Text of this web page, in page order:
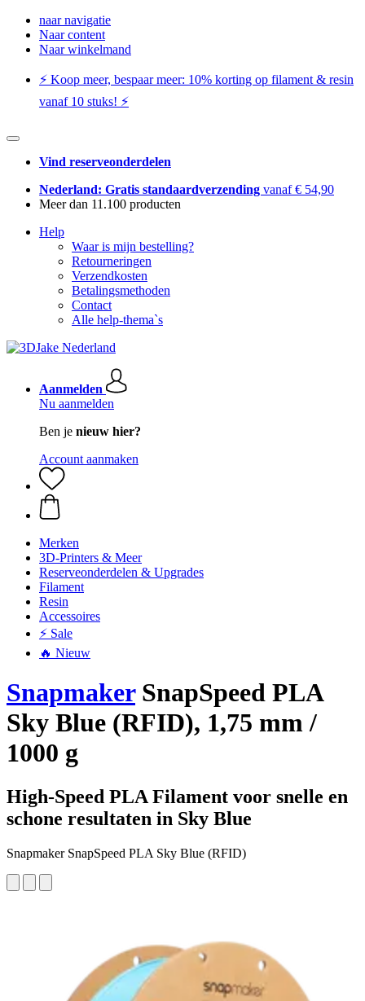
naar navigatie
Naar content
Naar winkelmand
⚡️ Koop meer, bespaar meer: ​​10% korting op filament & resin
vanaf 10 stuks! ⚡️
Vind reserveonderdelen
Nederland: Gratis standaardverzending vanaf € 54,90
Meer dan 11.100 producten
Help
Waar is mijn bestelling?
Retourneringen
Verzendkosten
Betalingsmethoden
Contact
Alle help-thema`s
Aanmelden
Nu aanmelden
Ben je nieuw hier?
Account aanmaken
Merken
3D-Printers & Meer
Reserveonderdelen & Upgrades
Filament
Resin
Accessoires
⚡ Sale
🔥 Nieuw
SnapmakerSnapSpeed PLA
Sky Blue (RFID), 1,75 mm /
1000 g
High-Speed PLA Filament voor snelle en
schone resultaten in Sky Blue
Snapmaker SnapSpeed PLA Sky Blue (RFID)